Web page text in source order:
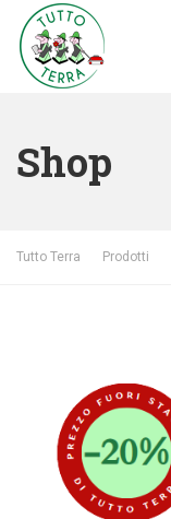
Shop
Tutto Terra Prodotti